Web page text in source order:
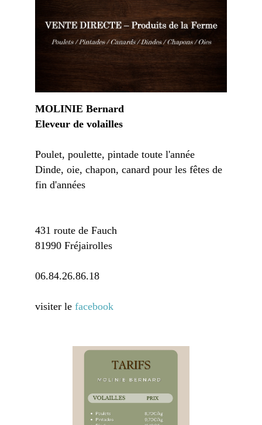
MOLINIE Bernard
Eleveur de volailles
Poulet, poulette, pintade toute l'année
Dinde, oie, chapon, canard pour les fêtes de
fin d'années
431 route de Fauch
81990 Fréjairolles
06.84.26.86.18
visiter le facebook